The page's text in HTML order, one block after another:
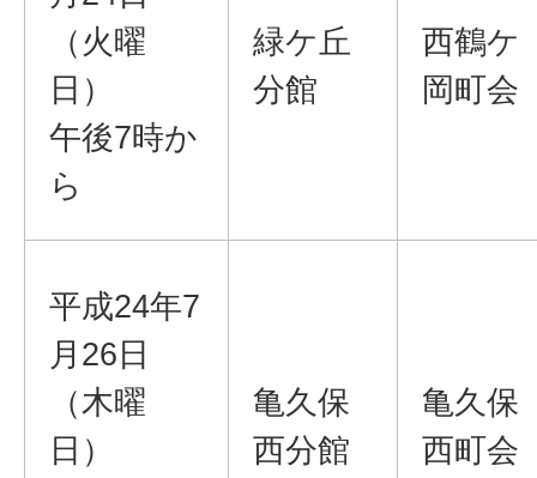
（火曜
日）
午後7時か
ら
緑ケ丘
分館
西鶴ケ
岡町会
平成24年7
月26日
（木曜
日）
亀久保
西分館
亀久保
西町会